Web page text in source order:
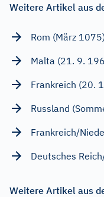
Weitere Artikel aus
Rom (März 1075)
Malta (21. 9.
Frankreich (20.
Russland
Frankreich/
Deutsches
Weitere Artikel aus